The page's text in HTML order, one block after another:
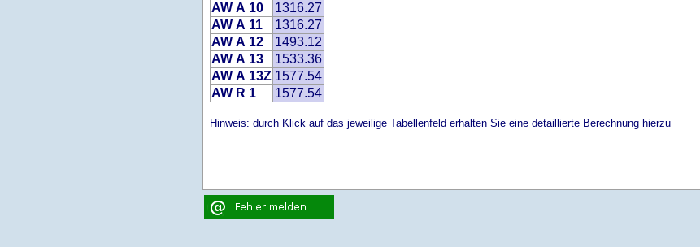
AW A 10
1316.27
AW A 11
1316.27
AW A 12
1493.12
AW A 13
1533.36
AW A 13Z 1577.54
AW R 1
1577.54
Hinweis: durch Klick auf das jeweilige Tabellenfeld erhalten Sie eine detaillierte Berechnung hierzu